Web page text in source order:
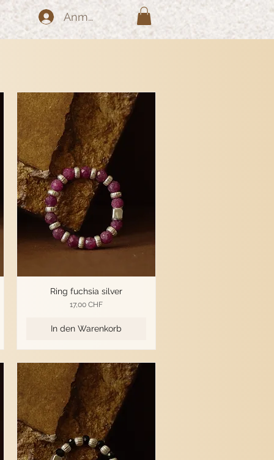
Anmelden
Ring fuchsia silver
Preis
17,00 CHF
In den Warenkorb